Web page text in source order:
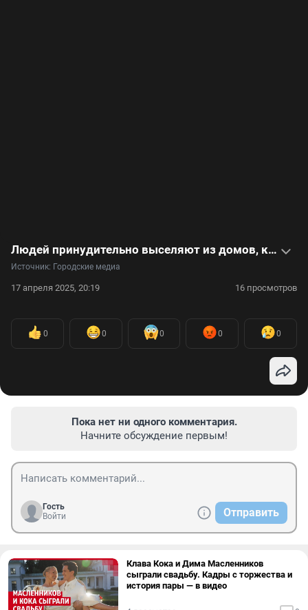
Людей принудительно выселяют из домов, которые могут упасть в реку. Видео
Источник: Городские медиа
17 апреля 2025, 20:19 16 просмотров
0 0 0 0 0
Пока нет ни одного комментария.
Начните обсуждение первым!
Гость
Войти
Отправить
Клава Кока и Дима Масленников
сыграли свадьбу. Кадры с торжества и
история пары — в видео